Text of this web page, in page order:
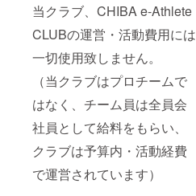
当クラブ、CHIBA e-Athlete
CLUBの運営・活動費用には
一切使用致しません。
（当クラブはプロチームで
はなく、チーム員は全員会
社員として給料をもらい、
クラブは予算内・活動経費
で運営されています）